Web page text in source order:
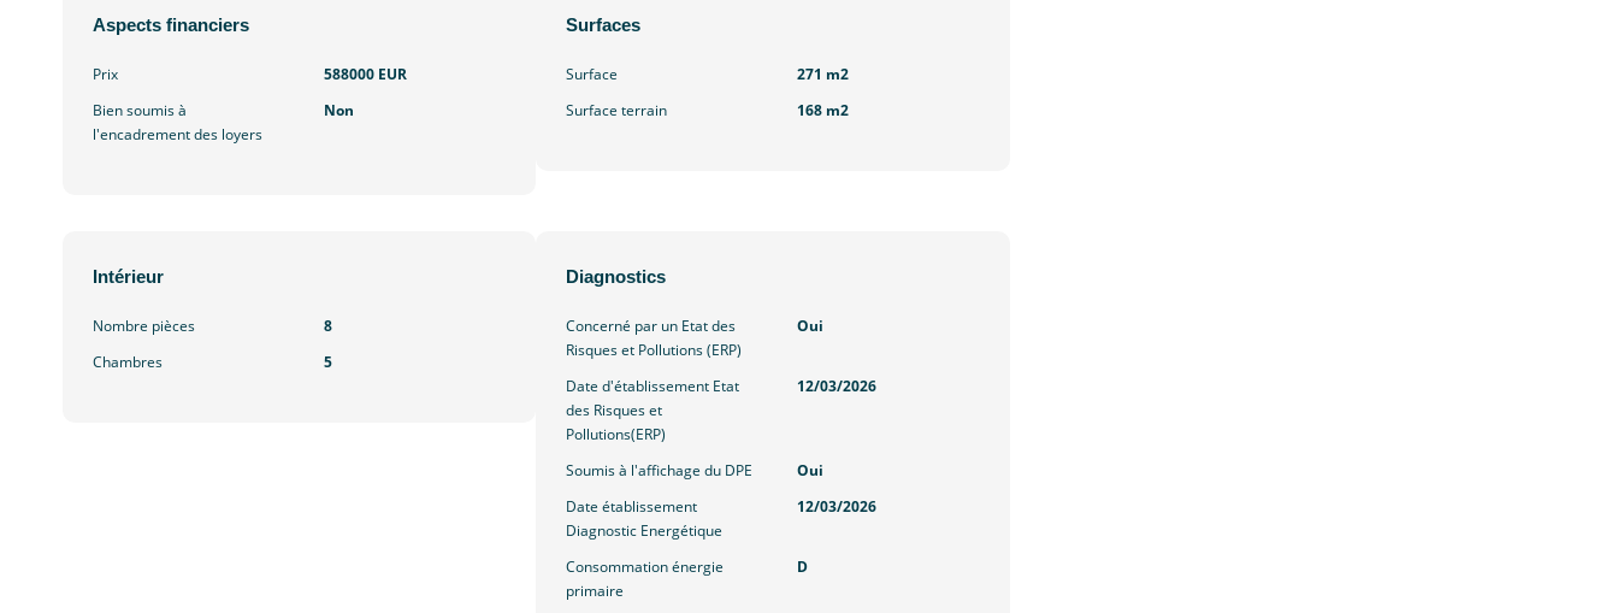
Aspects financiers
Prix
588000 EUR
Bien soumis à
l'encadrement des loyers
Non
Surfaces
Surface
271 m2
Surface terrain
168 m2
Intérieur
Nombre pièces
8
Chambres
5
Diagnostics
Concerné par un Etat des
Risques et Pollutions (ERP)
Oui
Date d'établissement Etat
des Risques et
Pollutions(ERP)
12/03/2026
Soumis à l'affichage du DPE
Oui
Date établissement
Diagnostic Energétique
12/03/2026
Consommation énergie
primaire
D